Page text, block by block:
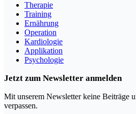
Therapie
Training
Ernährung
Operation
Kardiologie
Applikation
Psychologie
Jetzt zum Newsletter anmelden
Mit unserem Newsletter keine Beiträge
verpassen.